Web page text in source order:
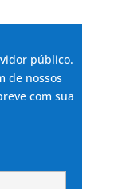
público.
de nossos
com sua